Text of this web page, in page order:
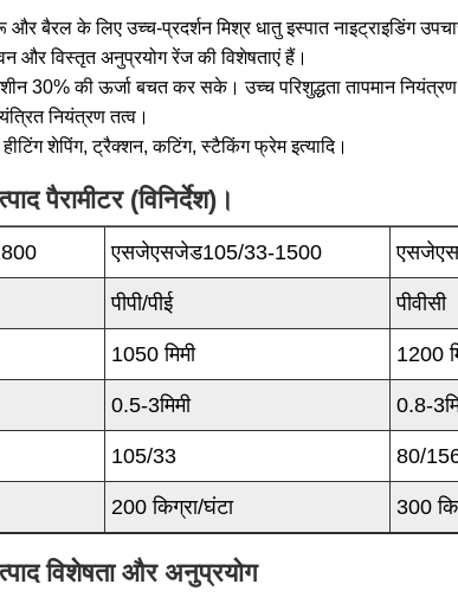
बैरल के लिए उच्च-प्रदर्शन मिश्र धातु इस्पात नाइट्राइडिंग
और विस्तृत अनुप्रयोग रेंज की विशेषताएं हैं।
मशीन 30% की ऊर्जा बचत कर सके। उच्च परिशुद्धता तापमान
नियंत्रण तत्व।
शेपिंग, ट्रैक्शन, कटिंग, स्टैकिंग फ्रेम इत्यादि।
पैरामीटर (विनिर्देश)।
एसजेएसजेड105/33-1500
पीपी/पीई पीवीसी
1050 मिमी 1200
0.5-3मिमी 0.8-
105/33 80/
200 किग्रा/घंटा 300
विशेषता और अनुप्रयोग